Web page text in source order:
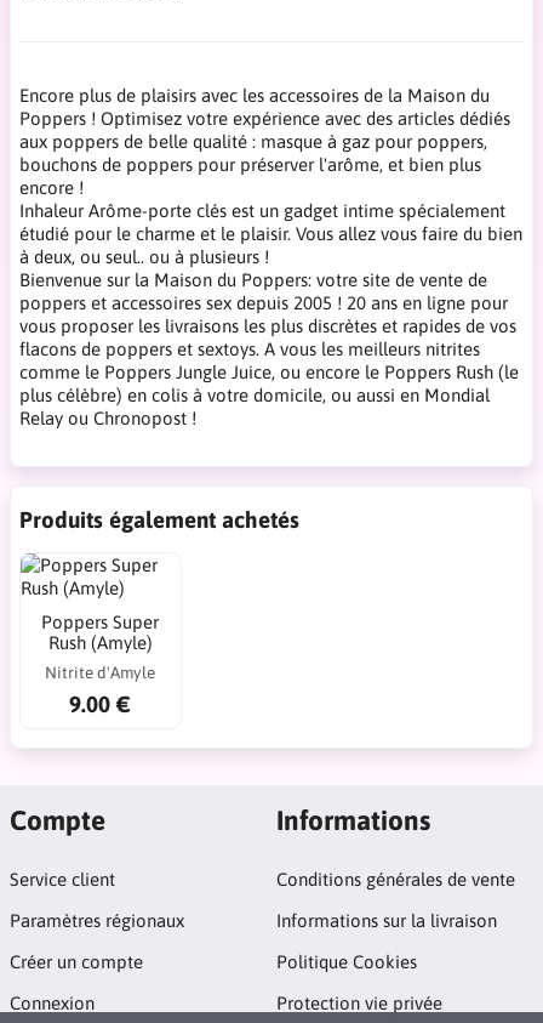
Encore plus de plaisirs avec les accessoires de la Maison du
Poppers ! Optimisez votre expérience avec des articles dédiés
aux poppers de belle qualité : masque à gaz pour poppers,
bouchons de poppers pour préserver l'arôme, et bien plus
encore !
Inhaleur Arôme-porte clés est un gadget intime spécialement
étudié pour le charme et le plaisir. Vous allez vous faire du bien
à deux, ou seul.. ou à plusieurs !
Bienvenue sur la Maison du Poppers: votre site de vente de
poppers et accessoires sex depuis 2005 ! 20 ans en ligne pour
vous proposer les livraisons les plus discrètes et rapides de vos
flacons de poppers et sextoys. A vous les meilleurs nitrites
comme le Poppers Jungle Juice, ou encore le Poppers Rush (le
plus célèbre) en colis à votre domicile, ou aussi en Mondial
Relay ou Chronopost !
Produits également achetés
Poppers Super
Rush (Amyle)
Nitrite d'Amyle
9.00 €
Compte
Service client
Paramètres régionaux
Créer un compte
Connexion
Informations
Conditions générales de vente
Informations sur la livraison
Politique Cookies
Protection vie privée